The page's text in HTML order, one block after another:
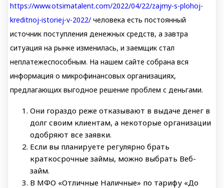
https://www.otsimatalent.com/2022/04/22/zajmy-s-plohoj-
kreditnoj-istoriej-v-2022/ человека есть постоянный
источник поступления денежных средств, а завтра
ситуация на рынке изменилась, и заемщик стал
неплатежеспособным. На нашем сайте собрана вся
информация о микрофинансовых организациях,
предлагающих выгодное решение проблем с деньгами.
Они гораздо реже отказывают в выдаче денег в
долг своим клиентам, а некоторые организации
одобряют все заявки.
Если вы планируете регулярно брать
краткосрочные займы, можно выбрать Веб-
займ.
В МФО «Отличные Наличные» по тарифу «До